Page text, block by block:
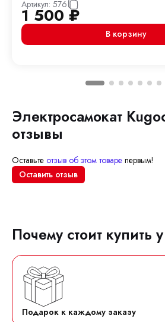
Артикул: 576
1 500₽
В корзину
Электросамокат
отзывы
Оставьте отзыв об этом товаре первым!
Оставить отзыв
Почему стоит купить
Подарок к каждому заказу